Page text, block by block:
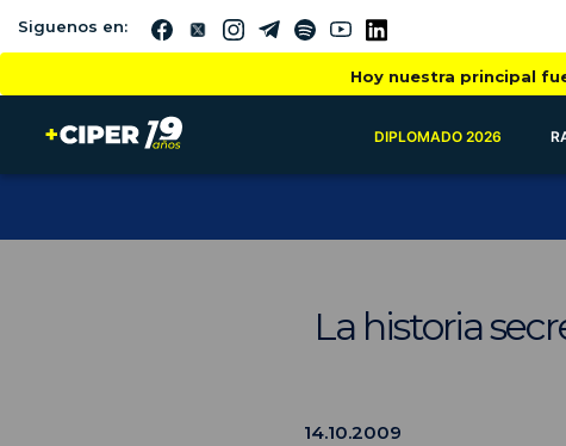
Siguenos en:
Hoy nuestra principal
DIPLOMADO 2026
La historia
14.10.2009